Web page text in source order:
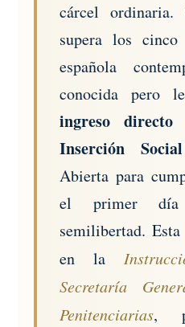
cárcel
supera los
española
conocida pero
ingreso
Inserción
Abierta para
el primer
semilibertad.
en la
Secretaría
Penitenciarias,